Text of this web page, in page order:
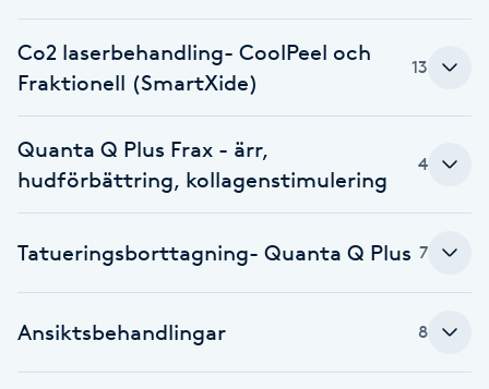
Frekvensterapi
Friskvård
Friskvårdsmassage
Funktionsanalys
Färgning
Co2 laserbehandling- CoolPeel och
Fraktionell (SmartXide)
13
Quanta Q Plus Frax - ärr,
hudförbättring, kollagenstimulering
4
Tatueringsborttagning- Quanta Q Plus 7
Ansiktsbehandlingar 8